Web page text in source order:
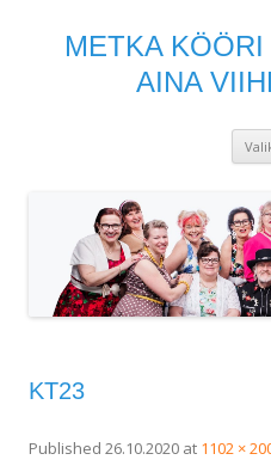
METKA
AINA
KT23
Published 26.10.2020 at 1102 ×